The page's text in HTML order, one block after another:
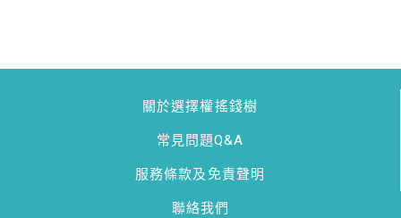
關於選擇權搖錢樹
常見問題Q&A
服務條款及免責聲明
聯絡我們